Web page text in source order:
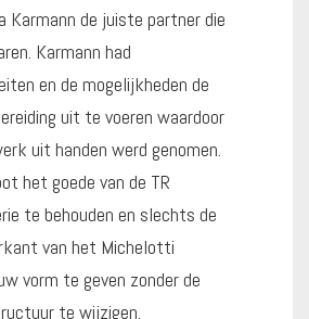
Karmann de juiste partner die
Karmann had
en de mogelijkheden de
uit te voeren waardoor
uit handen werd genomen.
het goede van de TR
te behouden en slechts de
van het Michelotti
vorm te geven zonder de
te wijzigen.